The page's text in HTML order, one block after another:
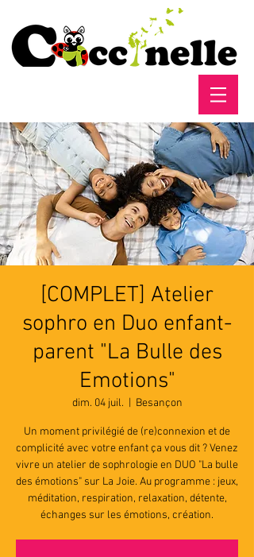
[COMPLET] Atelier
sophro en Duo enfant-
parent "La Bulle des
Emotions"
dim. 04 juil. Besançon
Un moment privilégié de (re)connexion et de
complicité avec votre enfant ça vous dit ? Venez
vivre un atelier de sophrologie en DUO "La bulle
des émotions" sur La Joie. Au programme : jeux,
méditation, respiration, relaxation, détente,
échanges sur les émotions, création.